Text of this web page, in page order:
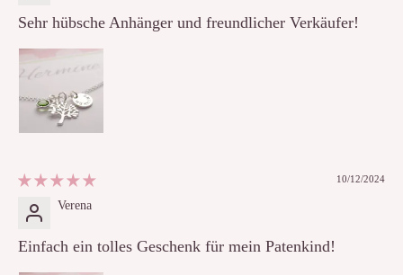
Sehr hübsche Anhänger und freundlicher Verkäufer!
10/12/2024
Verena
Einfach ein tolles Geschenk für mein Patenkind!